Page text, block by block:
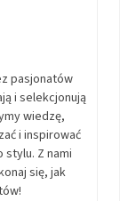
pasjonatów
i selekcjonują
wiedzę,
i inspirować
stylu. Z nami
się, jak